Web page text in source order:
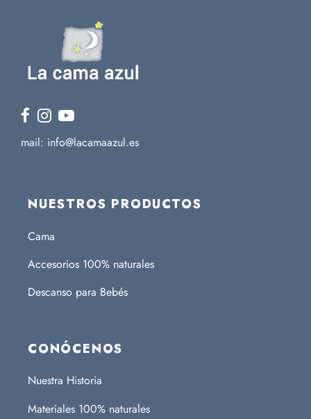
mail: info@lacamaazul.es
NUESTROS PRODUCTOS
Cama
Accesorios 100% naturales
Descanso para Bebés
CONÓCENOS
Nuestra Historia
Materiales 100% naturales